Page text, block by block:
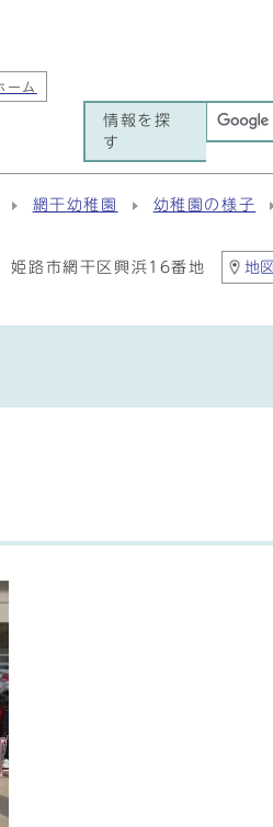
ーム
情報を探
す
網干幼稚園 幼稚園の様子
路市網干区興浜16番地 地図